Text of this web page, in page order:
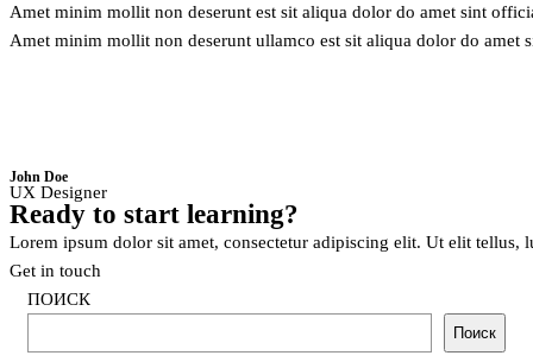
Amet minim mollit non deserunt est sit aliqua dolor do amet sint
Amet minim mollit non deserunt ullamco est sit aliqua dolor do amet
John Doe
UX Designer
Ready to start learning?
Lorem ipsum dolor sit amet, consectetur adipiscing elit. Ut elit tellus,
Get in touch
ПОИСК
Поиск